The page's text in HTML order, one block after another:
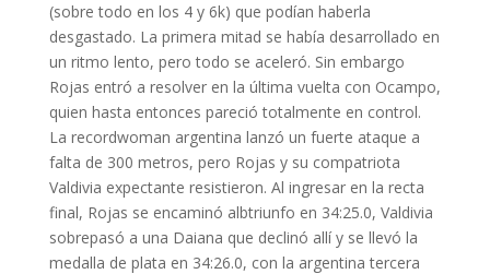
(sobre todo en los 4 y 6k) que podían haberla
desgastado. La primera mitad se había desarrollado en
un ritmo lento, pero todo se aceleró. Sin embargo
Rojas entró a resolver en la última vuelta con Ocampo,
quien hasta entonces pareció totalmente en control.
La recordwoman argentina lanzó un fuerte ataque a
falta de 300 metros, pero Rojas y su compatriota
Valdivia expectante resistieron. Al ingresar en la recta
final, Rojas se encaminó albtriunfo en 34:25.0, Valdivia
sobrepasó a una Daiana que declinó allí y se llevó la
medalla de plata en 34:26.0, con la argentina tercera